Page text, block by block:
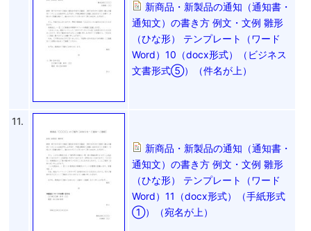
新商品・新製品の通知（通知書・
通知文）の書き方 例文・文例 雛形
（ひな形） テンプレート（ワード
Word）10（docx形式）（ビジネス
文書形式⑤）（件名が上）
11.
新商品・新製品の通知（通知書・
通知文）の書き方 例文・文例 雛形
（ひな形） テンプレート（ワード
Word）11（docx形式）（手紙形式
①）（宛名が上）